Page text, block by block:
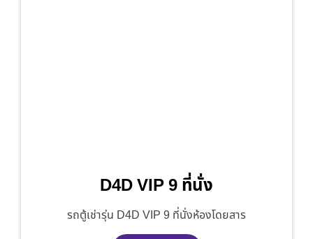
D4D VIP 9 ที่นั่ง
รถตู้เช่ารุ่น D4D VIP 9 ที่นั่งห้องโดยสาร